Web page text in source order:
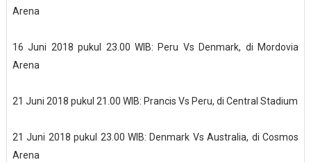
Arena
16 Juni 2018 pukul 23.00 WIB: Peru Vs Denmark, di Mordovia
Arena
21 Juni 2018 pukul 21.00 WIB: Prancis Vs Peru, di Central Stadium
21 Juni 2018 pukul 23.00 WIB: Denmark Vs Australia, di Cosmos
Arena